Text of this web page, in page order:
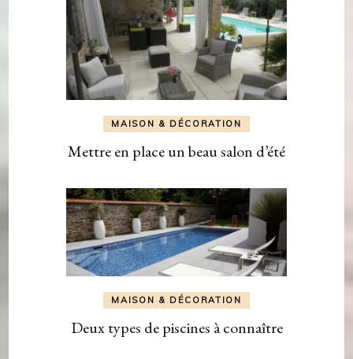
MAISON & DÉCORATION
Mettre en place un beau salon d’été
MAISON & DÉCORATION
Deux types de piscines à connaître